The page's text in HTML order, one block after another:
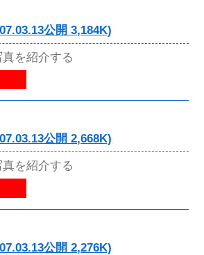
公開 3,184K)
を紹介する
公開 2,668K)
を紹介する
公開 2,276K)